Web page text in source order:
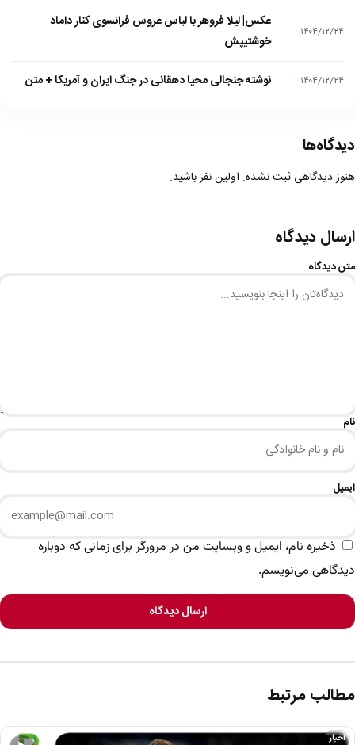
۱۴۰۴/۱۲/۲۴
عکس| لیلا فروهر با لباس عروس فرانسوی کنار داماد
خوشتیپش
۱۴۰۴/۱۲/۲۴ نوشته جنجالی محیا دهقانی در جنگ ایران و آمریکا + متن
دیدگاه‌ها
هنوز دیدگاهی ثبت نشده. اولین نفر باشید.
ارسال دیدگاه
متن دیدگاه
نام
ایمیل
ذخیره نام، ایمیل و وبسایت من در مرورگر برای زمانی که دوباره
دیدگاهی می‌نویسم.
ارسال دیدگاه
مطالب مرتبط
اخبار